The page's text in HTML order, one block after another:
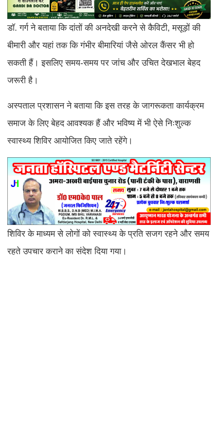
डॉ. गर्ग ने बताया कि दांतों की अनदेखी करने से कैविटी, मसूड़ों की
बीमारी और यहां तक कि गंभीर बीमारियां जैसे ओरल कैंसर भी हो
सकती हैं। इसलिए समय-समय पर जांच और उचित देखभाल बेहद
जरूरी है।
अस्पताल प्रशासन ने बताया कि इस तरह के जागरूकता कार्यक्रम
समाज के लिए बेहद आवश्यक हैं और भविष्य में भी ऐसे निःशुल्क
स्वास्थ्य शिविर आयोजित किए जाते रहेंगे।
शिविर के माध्यम से लोगों को स्वास्थ्य के प्रति सजग रहने और समय
रहते उपचार कराने का संदेश दिया गया।